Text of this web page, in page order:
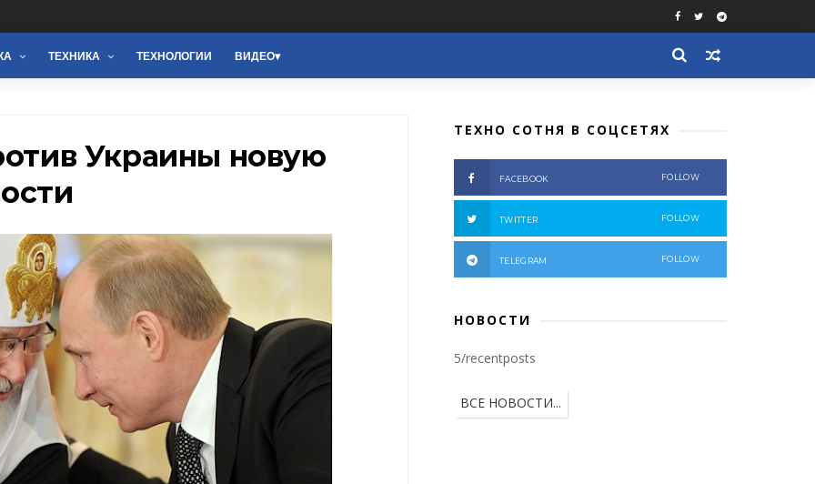
ТЕХНИКА ТЕХНОЛОГИИ ВИДЕО
Украины новую
ТЕХНО СОТНЯ В СОЦСЕТЯХ
FACEBOOK FOLLOW
TWITTER FOLLOW
TELEGRAM FOLLOW
НОВОСТИ
5/recentposts
ВСЕ НОВОСТИ...